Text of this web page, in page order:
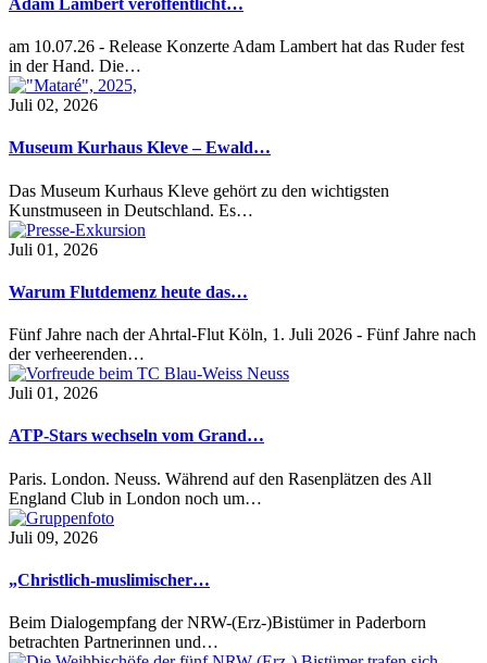
am 10.07.26 - Release Konzerte Adam Lambert hat das Ruder fest
in der Hand. Die…
Juli 02, 2026
Museum Kurhaus Kleve – Ewald…
Das Museum Kurhaus Kleve gehört zu den wichtigsten
Kunstmuseen in Deutschland. Es…
Juli 01, 2026
Warum Flutdemenz heute das…
Fünf Jahre nach der Ahrtal-Flut Köln, 1. Juli 2026 - Fünf Jahre nach
der verheerenden…
Juli 01, 2026
ATP-Stars wechseln vom Grand…
Paris. London. Neuss. Während auf den Rasenplätzen des All
England Club in London noch um…
Juli 09, 2026
„Christlich-muslimischer…
Beim Dialogempfang der NRW-(Erz-)Bistümer in Paderborn
betrachten Partnerinnen und…